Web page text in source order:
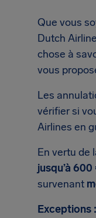
Que vous
Dutch
chose à
vous
Les
vérifier si
Airlines en
En vertu de
jusqu’à
survenant
Exceptions :